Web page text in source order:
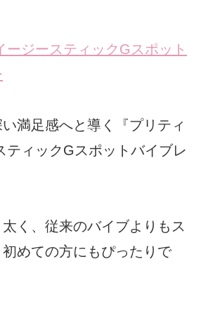
ージースティックGスポット
満足感へと導く『プリティ
ティックGスポットバイブレ
く、従来のバイブよりもス
めての方にもぴったりで